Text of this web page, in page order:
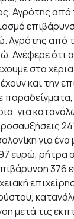
Αγρότης από
Αγρότης από
Ανέφερε ότι
στα χέρια
και την
για
για ένα
ευρώ, ρήτρα
376
μετά τις